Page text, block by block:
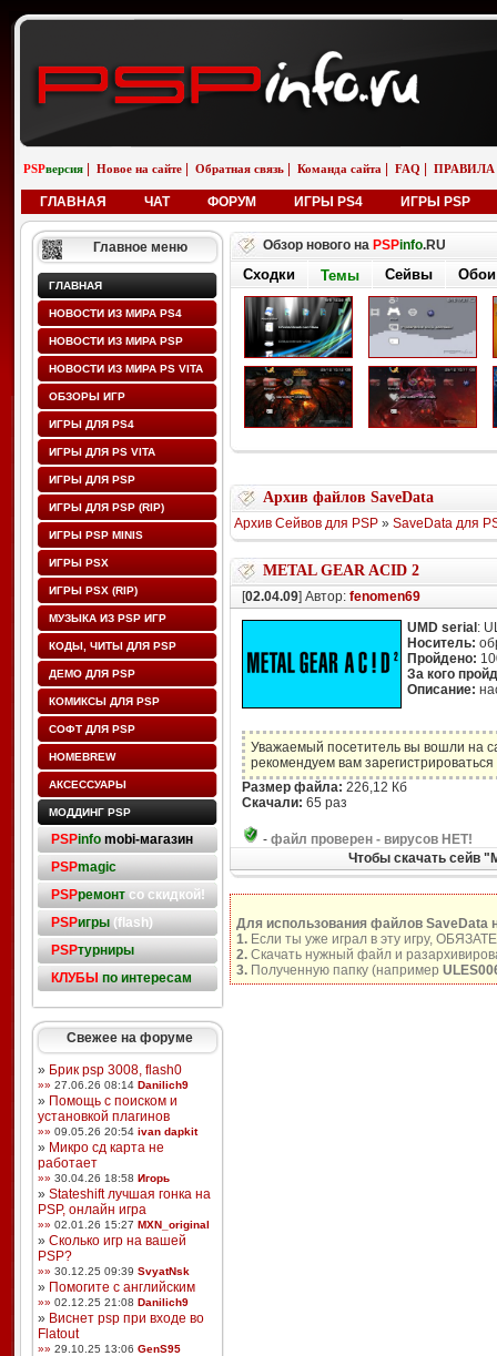
PSPверсия Новое на сайте Обратная связь Команда сайта FAQ ПРАВИЛА
ГЛАВНАЯ ЧАТ ФОРУМ ИГРЫ PS4 ИГРЫ PSP
Главное меню
ГЛАВНАЯ
НОВОСТИ ИЗ МИРА PS4
НОВОСТИ ИЗ МИРА PSP
НОВОСТИ ИЗ МИРА PS VITA
ОБЗОРЫ ИГР
ИГРЫ ДЛЯ PS4
ИГРЫ ДЛЯ PS VITA
ИГРЫ ДЛЯ PSP
ИГРЫ ДЛЯ PSP (RIP)
ИГРЫ PSP MINIS
ИГРЫ PSX
ИГРЫ PSX (RIP)
МУЗЫКА ИЗ PSP ИГР
КОДЫ, ЧИТЫ ДЛЯ PSP
ДЕМО ДЛЯ PSP
КОМИКСЫ ДЛЯ PSP
СОФТ ДЛЯ PSP
HOMEBREW
АКСЕССУАРЫ
МОДДИНГ PSP
PSPinfo mobi-магазин
PSPmagic
PSPремонтсо скидкой!
PSPигры(flash)
PSPтурниры
КЛУБЫ по интересам
Свежее на форуме
» Брик psp 3008, flash0
»» 27.06.26 08:14 Danilich9
» Помощь с поиском и
установкой плагинов
»» 09.05.26 20:54 ivan dapkit
» Микро сд карта не
работает
»» 30.04.26 18:58 Игорь
» Stateshift лучшая гонка на
PSP, онлайн игра
»» 02.01.26 15:27 MXN_original
» Сколько игр на вашей
PSP?
»» 30.12.25 09:39 SvyatNsk
» Помогите с английским
»» 02.12.25 21:08 Danilich9
» Виснет psp при входе во
Flatout
»» 29.10.25 13:06 GenS95
Обзор нового на PSPinfo.RU
Сходки Темы Сейвы Обои
Архив файлов SaveData
Архив Сейвов для PSP» SaveData для
METAL GEAR ACID 2
[02.04.09] Автор: fenomen69
UMD serial :
Носитель:
Пройдено:
За кого
Описание:
Уважаемый посетитель вы вошли на
рекомендуем вам
Размер файла: 226,12 Кб
Скачали: 65 раз
- файл проверен - вирусов НЕТ!
Чтобы скачать сейв
Для использования файлов SaveData
1.Если ты уже играл в эту игру,
2.Скачать нужный файл и
3.Полученную папку (например